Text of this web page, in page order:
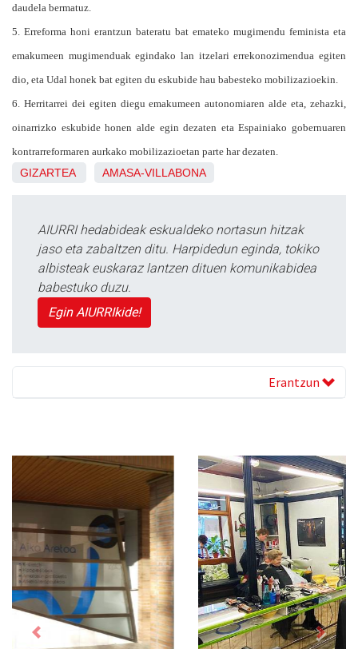
daudela bermatuz.
5. Erreforma honi erantzun bateratu bat emateko mugimendu feminista eta
emakumeen mugimenduak egindako lan itzelari errekonozimendua egiten
dio, eta Udal honek bat egiten du eskubide hau babesteko mobilizazioekin.
6. Herritarrei dei egiten diegu emakumeen autonomiaren alde eta, zehazki,
oinarrizko eskubide honen alde egin dezaten eta Espainiako gobernuaren
kontrarreformaren aurkako mobilizazioetan parte har dezaten.
GIZARTEA AMASA-VILLABONA
AIURRI hedabideak eskualdeko nortasun hitzak
jaso eta zabaltzen ditu. Harpidedun eginda, tokiko
albisteak euskaraz lantzen dituen komunikabidea
babestuko duzu.
Egin AIURRIkide!
Erantzun
Previous Next